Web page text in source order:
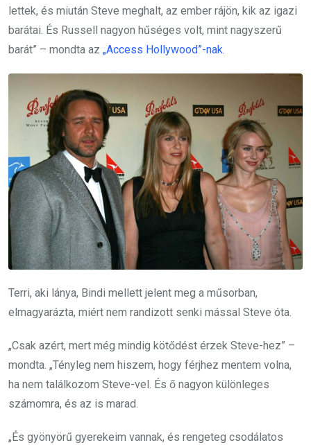
lettek, és miután Steve meghalt, az ember rájön, kik az igazi
barátai. És Russell nagyon hűséges volt, mint nagyszerű
barát” – mondta az „Access Hollywood”-nak.
Terri, aki lánya, Bindi mellett jelent meg a műsorban,
elmagyarázta, miért nem randizott senki mással Steve óta.
„Csak azért, mert még mindig kötődést érzek Steve-hez” –
mondta. „Tényleg nem hiszem, hogy férjhez mentem volna,
ha nem találkozom Steve-vel. És ő nagyon különleges
számomra, és az is marad.
„És gyönyörű gyerekeim vannak, és rengeteg csodálatos